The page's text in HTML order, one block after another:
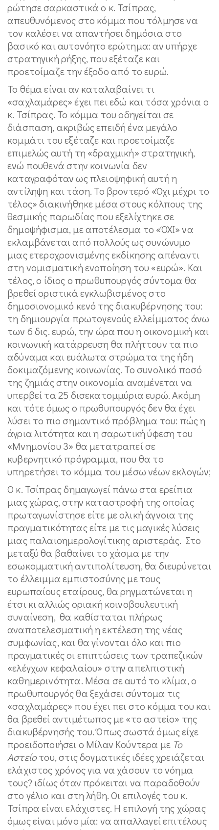
ρώτησε σαρκαστικά ο κ. Τσίπρας,
απευθυνόμενος στο κόμμα που τόλμησε να
τον καλέσει να απαντήσει δημόσια στο
βασικό και αυτονόητο ερώτημα: αν υπήρχε
στρατηγική ρήξης, που εξέταζε και
προετοίμαζε την έξοδο από το ευρώ.
Το θέμα είναι αν καταλαβαίνει τι
«σαχλαμάρες» έχει πει εδώ και τόσα χρόνια ο
κ. Τσίπρας. Το κόμμα του οδηγείται σε
διάσπαση, ακριβώς επειδή ένα μεγάλο
κομμάτι του εξέταζε και προετοίμαζε
επιμελώς αυτή τη «δραχμική» στρατηγική,
ενώ πουθενά στην κοινωνία δεν
καταγραφόταν ως πλειοψηφική αυτή η
αντίληψη και τάση. Το βροντερό «Όχι μέχρι το
τέλος» διακινήθηκε μέσα στους κόλπους της
θεσμικής παρωδίας που εξελίχτηκε σε
δημοψήφισμα, με αποτέλεσμα το «ΌΧΙ» να
εκλαμβάνεται από πολλούς ως συνώνυμο
μιας ετεροχρονισμένης εκδίκησης απέναντι
στη νομισματική ενοποίηση του «ευρώ». Και
τέλος, ο ίδιος ο πρωθυπουργός σύντομα θα
βρεθεί οριστικά εγκλωβισμένος στο
δημοσιονομικό κενό της διακυβέρνησης του:
τη δημιουργία πρωτογενούς ελλείμματος άνω
των 6 δις. ευρώ, την ώρα που η οικονομική και
κοινωνική κατάρρευση θα πλήττουν τα πιο
αδύναμα και ευάλωτα στρώματα της ήδη
δοκιμαζόμενης κοινωνίας. Το συνολικό ποσό
της ζημιάς στην οικονομία αναμένεται να
υπερβεί τα 25 δισεκατομμύρια ευρώ. Ακόμη
και τότε όμως ο πρωθυπουργός δεν θα έχει
λύσει το πιο σημαντικό πρόβλημα του: πώς η
άγρια λιτότητα και η σαρωτική ύφεση του
«Μνημονίου 3» θα μετατραπεί σε
κυβερνητικό πρόγραμμα, που θα το
υπηρετήσει το κόμμα του μέσω νέων εκλογών;
Ο κ. Τσίπρας δημαγωγεί πάνω στα ερείπια
μιας χώρας, στην καταστροφή της οποίας
πρωταγωνίστησε είτε με ολική άγνοια της
πραγματικότητας είτε με τις μαγικές λύσεις
μιας παλαιοημερολογίτικης αριστεράς. Στο
μεταξύ θα βαθαίνει το χάσμα με την
εσωκομματική αντιπολίτευση, θα διευρύνεται
το έλλειμμα εμπιστοσύνης με τους
ευρωπαίους εταίρους, θα ρηγματώνεται η
έτσι κι αλλιώς οριακή κοινοβουλευτική
συναίνεση, θα καθίσταται πλήρως
αναποτελεσματική η εκτέλεση της νέας
συμφωνίας, και θα γίνονται όλο και πιο
πραγματικές οι επιπτώσεις των τραπεζικών
«ελέγχων κεφαλαίου» στην απελπιστική
καθημερινότητα. Μέσα σε αυτό το κλίμα, ο
πρωθυπουργός θα ξεχάσει σύντομα τις
«σαχλαμάρες» που έχει πει στο κόμμα του και
θα βρεθεί αντιμέτωπος με «το αστείο» της
διακυβέρνησής του. Όπως σωστά όμως είχε
προειδοποιήσει ο Μίλαν Κούντερα με Το
Αστείοτου, στις δογματικές ιδέες χρειάζεται
ελάχιστος χρόνος για να χάσουν το νόημα
τους? ιδίως όταν πρόκειται να παραδοθούν
στο γέλιο και στη λήθη. Οι επιλογές του κ.
Τσίπρα είναι ελάχιστες. Η επιλογή της χώρας
όμως είναι μόνο μία: να απαλλαγεί επιτέλους